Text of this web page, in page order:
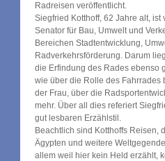
Radreisen veröffentlicht.
Siegfried Kotthoff, 62 Jahre alt, ist
Senator für Bau, Umwelt und
Bereichen Stadtentwicklung,
Radverkehrsförderung. Darum
die Erfindung des Rades ebenso
wie über die Rolle des Fahrrades
der Frau, über die
mehr. Über all dies referiert
gut lesbaren Erzählstil.
Beachtlich sind Kotthoffs Reisen,
Ägypten und weitere
allem weil hier kein Held erzählt,